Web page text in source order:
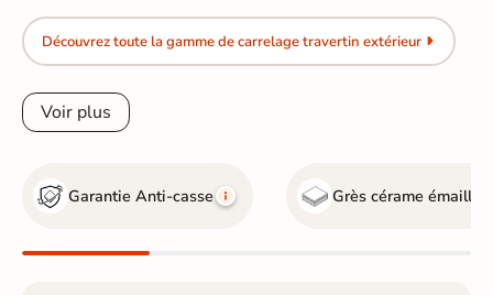
Découvrez toute la gamme de carrelage travertin extérieur
Voir plus
Garantie Anti-casse Grès cérame émaillé